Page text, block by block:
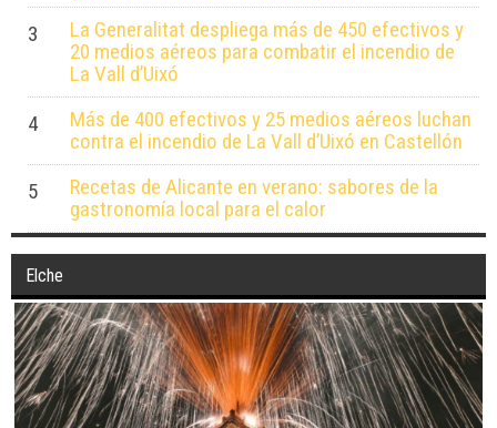
3
La Generalitat despliega más de 450 efectivos y
20 medios aéreos para combatir el incendio de
La Vall d’Uixó
4
Más de 400 efectivos y 25 medios aéreos luchan
contra el incendio de La Vall d’Uixó en Castellón
5
Recetas de Alicante en verano: sabores de la
gastronomía local para el calor
Elche